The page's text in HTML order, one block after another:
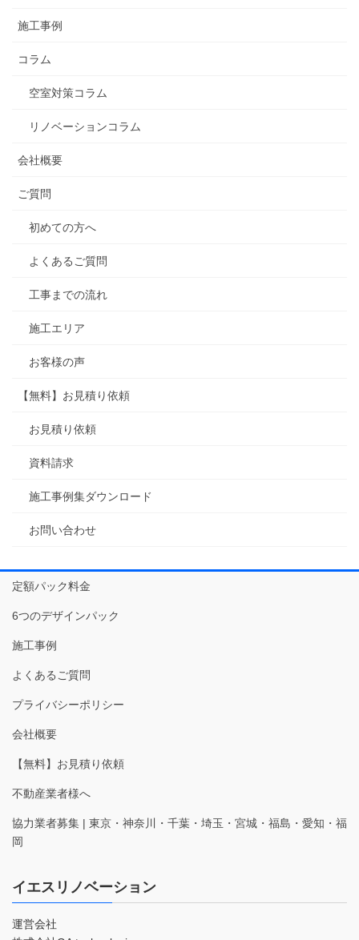
施工事例
コラム
空室対策コラム
リノベーションコラム
会社概要
ご質問
初めての方へ
よくあるご質問
工事までの流れ
施工エリア
お客様の声
【無料】お見積り依頼
お見積り依頼
資料請求
施工事例集ダウンロード
お問い合わせ
定額パック料金
6つのデザインパック
施工事例
よくあるご質問
プライバシーポリシー
会社概要
【無料】お見積り依頼
不動産業者様へ
協力業者募集 | 東京・神奈川・千葉・埼玉・宮城・福島・愛知・福
岡
イエスリノベーション
運営会社